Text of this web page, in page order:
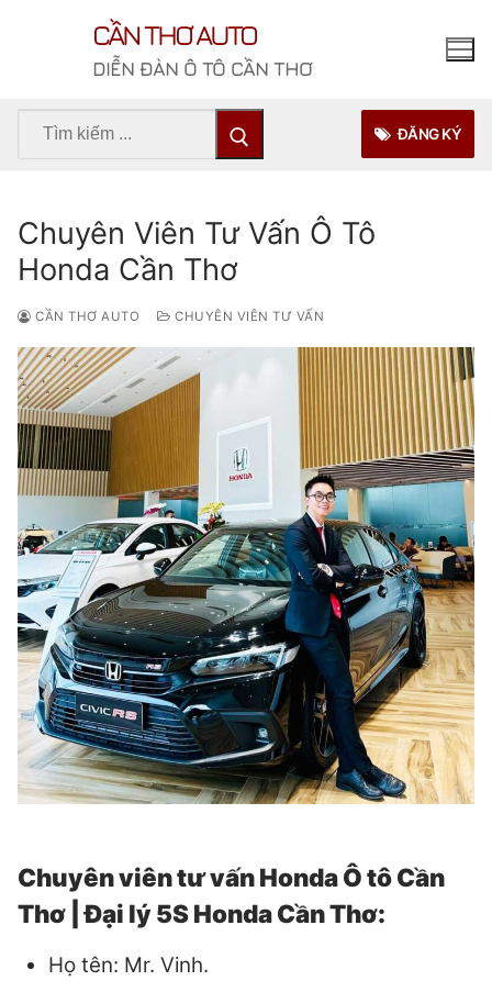
CẦN THƠ AUTO
DIỄN ĐÀN Ô TÔ CẦN THƠ
Tìm
ĐĂNG KÝ
Chuyên Viên Tư Vấn Ô Tô
Honda Cần Thơ
CẦN THƠ AUTO CHUYÊN VIÊN TƯ VẤN
Chuyên viên tư vấn Honda Ô tô Cần
Thơ | Đại lý 5S Honda Cần Thơ:
Họ tên: Mr. Vinh.